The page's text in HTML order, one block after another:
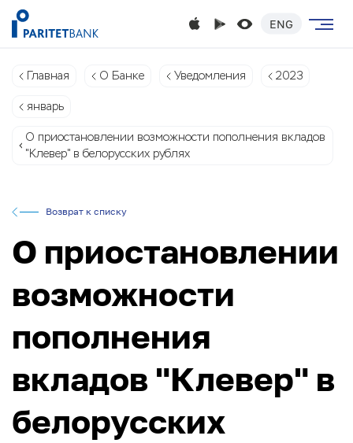
ENG
Главная О Банке Уведомления 2023
январь
О приостановлении возможности пополнения вкладов
"Клевер" в белорусских рублях
Возврат к списку
О приостановлении
возможности
пополнения
вкладов "Клевер" в
белорусских